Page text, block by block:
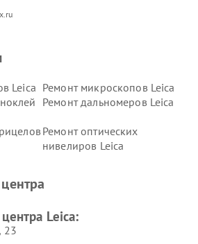
Leica Ремонт микроскопов Leica
Ремонт дальномеров Leica
Ремонт оптических
нивелиров Leica
Leica:
23